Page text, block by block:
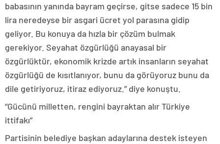
babasının yanında bayram geçirse, gitse sadece 15 bin
lira neredeyse bir asgari ücret yol parasına gidip
geliyor. Bu konuya da hızla bir çözüm bulmak
gerekiyor. Seyahat özgürlüğü anayasal bir
özgürlüktür, ekonomik krizde artık insanların seyahat
özgürlüğü de kısıtlanıyor, bunu da görüyoruz bunu da
dile getiriyoruz, itiraz ediyoruz.” diye konuştu.
“Gücünü milletten, rengini bayraktan alır Türkiye
ittifakı”
Partisinin belediye başkan adaylarına destek isteyen